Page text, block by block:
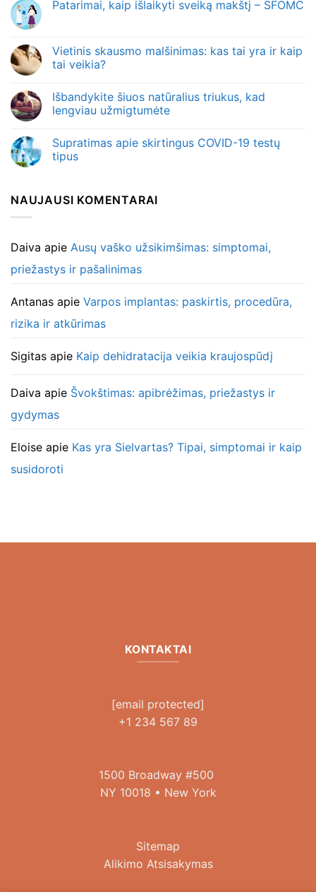
Patarimai, kaip išlaikyti sveiką makštį – SFOMC
Vietinis skausmo malšinimas: kas tai yra ir kaip
tai veikia?
Išbandykite šiuos natūralius triukus, kad
lengviau užmigtumėte
Supratimas apie skirtingus COVID-19 testų
tipus
NAUJAUSI KOMENTARAI
Daiva apie Ausų vaško užsikimšimas: simptomai,
priežastys ir pašalinimas
Antanas apie Varpos implantas: paskirtis, procedūra,
rizika ir atkūrimas
Sigitas apie Kaip dehidratacija veikia kraujospūdį
Daiva apie Švokštimas: apibrėžimas, priežastys ir
gydymas
Eloise apie Kas yra Sielvartas? Tipai, simptomai ir kaip
susidoroti
KONTAKTAI
[email protected]
+1 234 567 89
1500 Broadway #500
NY 10018 • New York
Sitemap
Alikimo Atsisakymas